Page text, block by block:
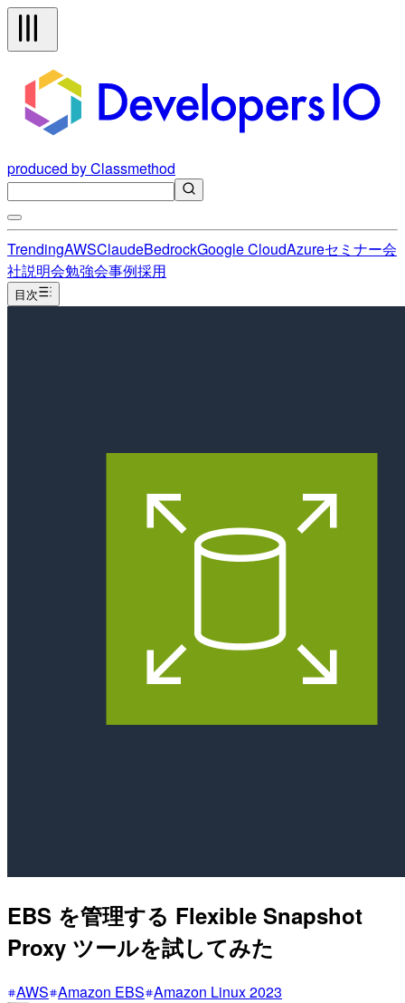
produced by Classmethod
TrendingAWSClaudeBedrockGoogle CloudAzureセミナー会
社説明会勉強会事例採用
目次
EBS を管理する Flexible Snapshot
Proxy ツールを試してみた
AWS Amazon EBS Amazon Linux 2023